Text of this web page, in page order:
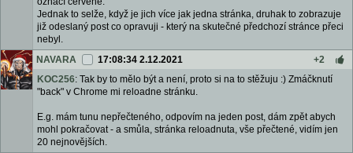
Jednak to selže, když je jich více jak jedna stránka, druhak to zobrazuje
již odeslaný post co opravuji - který na skutečné předchozí stránce přeci
nebyl.
NAVARA
17:08:34 2.12.2021
+2
KOC256: Tak by to mělo být a není, proto si na to stěžuju :) Zmáčknutí
"back" v Chrome mi reloadne stránku.
E.g. mám tunu nepřečteného, odpovím na jeden post, dám zpět abych
mohl pokračovat - a smůla, stránka reloadnuta, vše přečtené, vidím jen
20 nejnovějších.